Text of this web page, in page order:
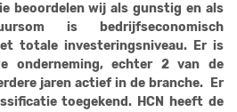
beoordelen wij als gunstig en als
is bedrijfseconomisch
totale investeringsniveau. Er is
onderneming, echter 2 van de
jaren actief in de branche. Er
toegekend. HCN heeft de